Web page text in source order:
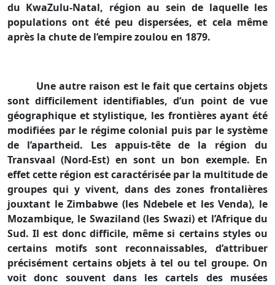
du KwaZulu-Natal, région au sein de laquelle les
populations ont été peu dispersées, et cela même
après la chute de l’empire zoulou en 1879.
Une autre raison est le fait que certains objets
sont difficilement identifiables, d’un point de vue
géographique et stylistique, les frontières ayant été
modifiées par le régime colonial puis par le système
de l’apartheid. Les appuis-tête de la région du
Transvaal (Nord-Est) en sont un bon exemple. En
effet cette région est caractérisée par la multitude de
groupes qui y vivent, dans des zones frontalières
jouxtant le Zimbabwe (les Ndebele et les Venda), le
Mozambique, le Swaziland (les Swazi) et l’Afrique du
Sud. Il est donc difficile, même si certains styles ou
certains motifs sont reconnaissables, d’attribuer
précisément certains objets à tel ou tel groupe. On
voit donc souvent dans les cartels des musées